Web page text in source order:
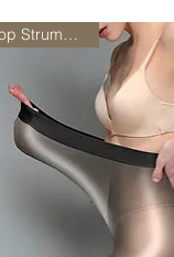
Top Strumpfhose!